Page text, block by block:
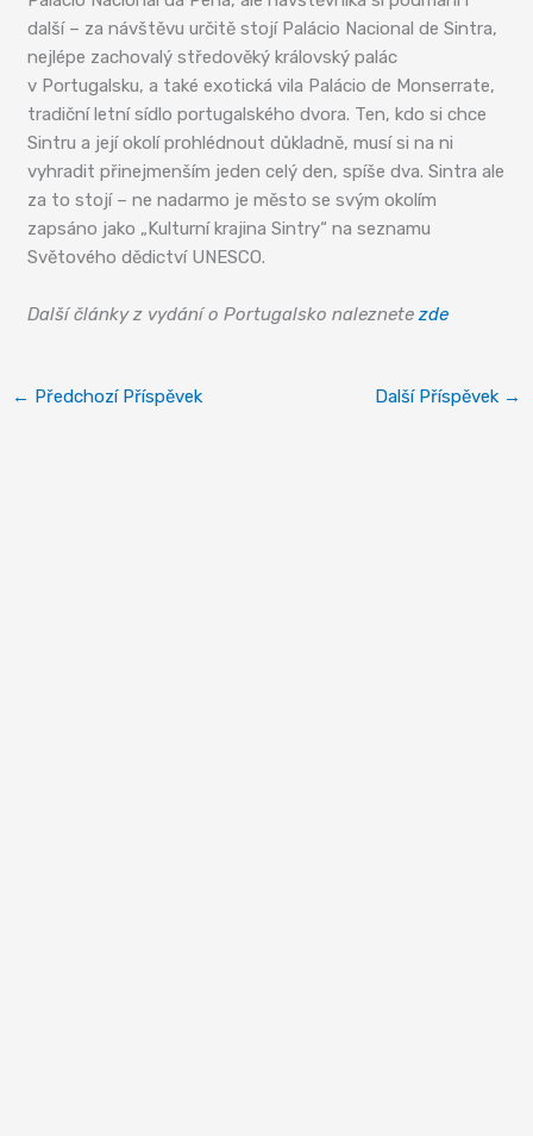
další – za návštěvu určitě stojí Palácio Nacional de Sintra,
nejlépe zachovalý středověký královský palác
v Portugalsku, a také exotická vila Palácio de Monserrate,
tradiční letní sídlo portugalského dvora. Ten, kdo si chce
Sintru a její okolí prohlédnout důkladně, musí si na ni
vyhradit přinejmenším jeden celý den, spíše dva. Sintra ale
za to stojí – ne nadarmo je město se svým okolím
zapsáno jako „Kulturní krajina Sintry“ na seznamu
Světového dědictví UNESCO.
Další články z vydání o Portugalsko naleznetezde
← Předchozí Příspěvek Další Příspěvek →